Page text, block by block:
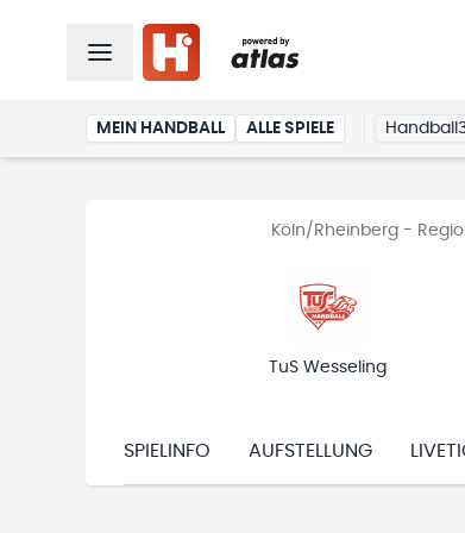
MEIN HANDBALL ALLE SPIELE
Köln/Rheinberg -
TuS Wesseling
SPIELINFO AUFSTELLUNG